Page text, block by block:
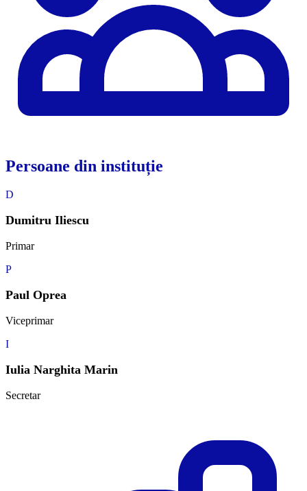
Persoane din instituție
D
Dumitru Iliescu
Primar
P
Paul Oprea
Viceprimar
I
Iulia Narghita Marin
Secretar